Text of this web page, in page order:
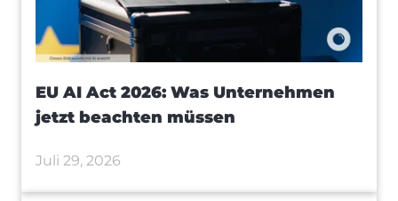
EU AI Act 2026: Was Unternehmen
jetzt beachten müssen
Juli 29, 2026